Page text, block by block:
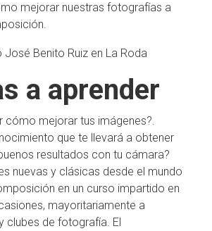
mejorar nuestras fotografías a
a aprender
cómo mejorar tus imágenes?.
que te llevará a obtener
resultados con tu cámara?
nuevas y clásicas desde el mundo
en un curso impartido en
mayoritariamente a
clubes de fotografía. El